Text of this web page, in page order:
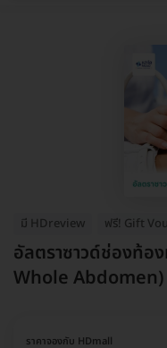
มี HDreview ฟรี! Gift
อัลตราซาวด์ช่องท้อ
Whole Abdomen)
ราคาจองกับ HDmall